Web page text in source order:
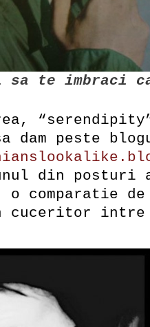
sa te imbraci
dam peste
.
din posturi
comparatie
cuceritor intre